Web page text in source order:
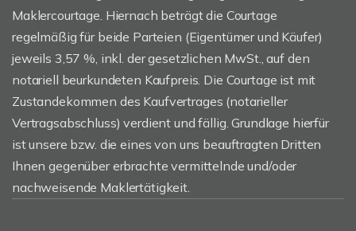
Maklercourtage. Hiernach beträgt die Courtage
regelmäßig für beide Parteien (Eigentümer und Käufer)
jeweils 3,57 %, inkl. der gesetzlichen MwSt., auf den
notariell beurkundeten Kaufpreis. Die Courtage ist mit
Zustandekommen des Kaufvertrages (notarieller
Vertragsabschluss) verdient und fällig. Grundlage hierfür
ist unsere bzw. die eines von uns beauftragten Dritten
Ihnen gegenüber erbrachte vermittelnde und/oder
nachweisende Maklertätigkeit.